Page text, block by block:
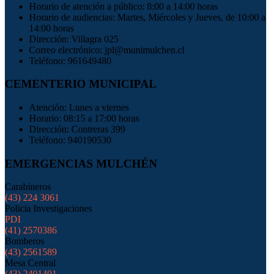
Horario de atención a público: 8:00 a 14:00 horas
Horario de audiencias: Martes, Miércoles y Jueves, de 10:00 a
14:00 horas
Dirección: Villagra 025
Correo electrónico: jpl@munimulchen.cl
Teléfono: 961649480
CEMENTERIO MUNICIPAL
Atención: Lunes a viernes
Horario: 08:15 a 17:00 horas
Dirección: Contreras 399
Teléfono: 940190530
EMERGENCIAS MULCHÉN
Carabineros
(43) 224 3061
Policia Investigaciones
PDI
(41) 2570386
Bomberos
(43) 2561589
Mesa Central